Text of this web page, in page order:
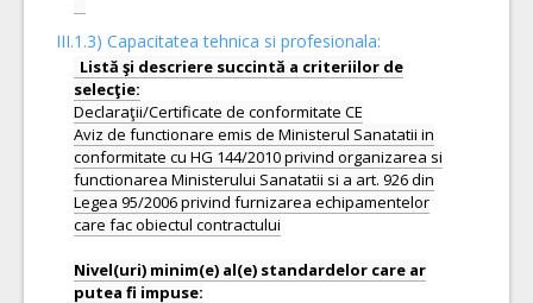
III.1.3) Capacitatea tehnica si profesionala:
Listă şi descriere succintă a criteriilor de
Declaraţii/Certificate de conformitate CE
Aviz de functionare emis de Ministerul Sanatatii in
conformitate cu HG 144/2010 privind organizarea si
functionarea Ministerului Sanatatii si a art. 926 din
Legea 95/2006 privind furnizarea echipamentelor
care fac obiectul contractului
Nivel(uri) minim(e) al(e) standardelor care ar